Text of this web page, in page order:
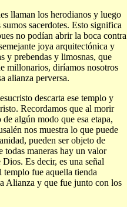
llaman los herodianos y luego
sacerdotes. Esto significa
no podían abrir la boca contra
joya arquitectónica y
y prebendas y limosnas, que
millonarios, diríamos nosotros
alianza perversa.
descarta ese templo y
Recordamos que al morir
algún modo que esa etapa,
nos muestra lo que puede
pueden ser objeto de
todas maneras hay un valor
Es decir, es una señal
fue aquella tienda
Alianza y que fue junto con los